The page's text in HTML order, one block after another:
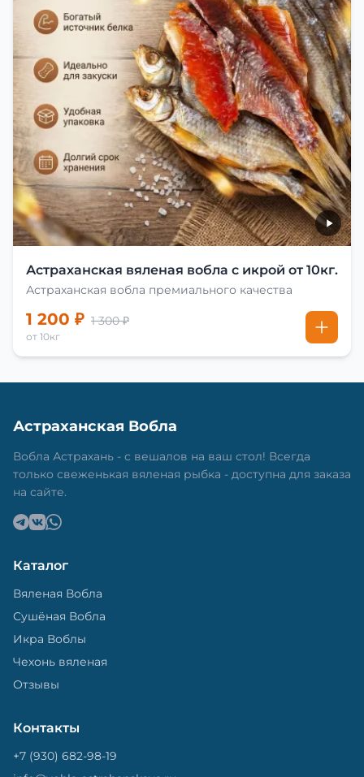
Астраханская вяленая вобла с икрой от 10кг.
Астраханская вобла премиального качества
1 200 ₽ 1 300 ₽
от 10кг
Астраханская Вобла
Вобла Астрахань - с вешалов на ваш стол! Всегда
только свеженькая вяленая рыбка - доступна для заказа
на сайте.
Каталог
Вяленая Вобла
Сушёная Вобла
Икра Воблы
Чехонь вяленая
Отзывы
Контакты
+7 (930) 682-98-19